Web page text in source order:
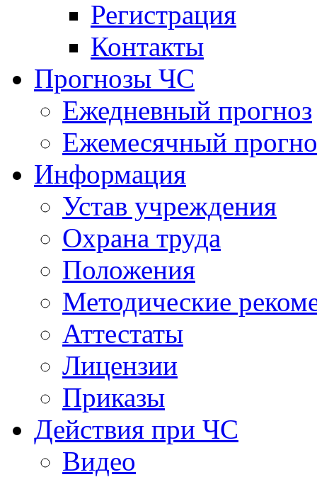
Регистрация
Контакты
Прогнозы ЧС
Ежедневный прогноз
Ежемесячный
Информация
Устав учреждения
Охрана труда
Положения
Методические
Аттестаты
Лицензии
Приказы
Действия при ЧС
Видео